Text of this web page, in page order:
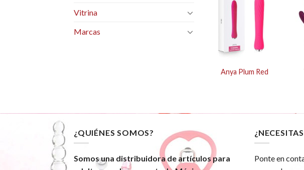
Vitrina
Marcas
Anya Plum Red
¿QUIÉNES SOMOS?
Somos una distribuidora de artículos para
Ponte en